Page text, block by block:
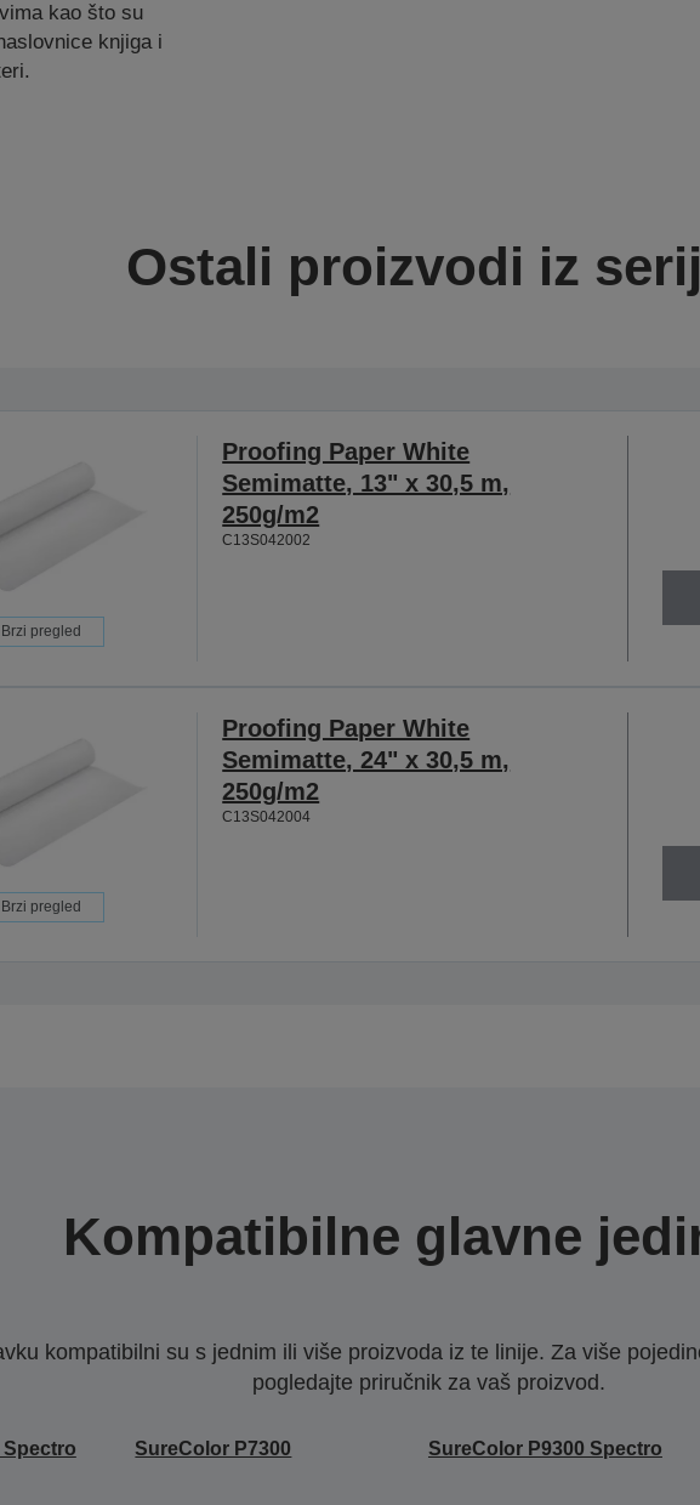
kao što su
knjiga i
Ostali proizvodi iz
Brzi pregled
Proofing Paper White
Semimatte, 13" x 30,5 m,
250g/m2
C13S042002
Brzi pregled
Proofing Paper White
Semimatte, 24" x 30,5 m,
250g/m2
C13S042004
Kompatibilne glavne
kompatibilni su s jednim ili više proizvoda iz te linije. Za više
pogledajte priručnik za vaš proizvod.
Spectro SureColor P7300 SureColor P9300 Spectro